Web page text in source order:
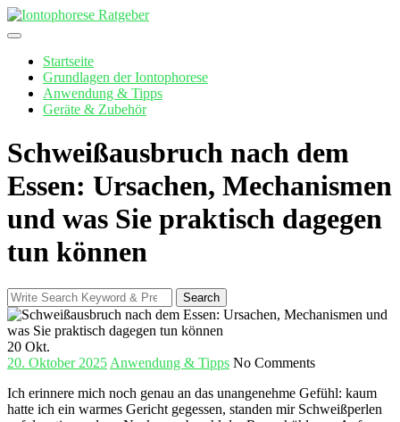
Skip
to
Startseite
Grundlagen der Iontophorese
Anwendung & Tipps
Geräte & Zubehör
Schweißausbruch nach dem
Essen: Ursachen, Mechanismen
und was Sie praktisch dagegen
tun können
Search
for:
Search
20 Okt.
20. Oktober 2025 Anwendung & Tipps No Comments
Ich erinnere mich noch genau an⁣ das unangenehme​ Gefühl: kaum
hatte⁢ ich ein warmes Gericht gegessen, standen mir Schweißperlen